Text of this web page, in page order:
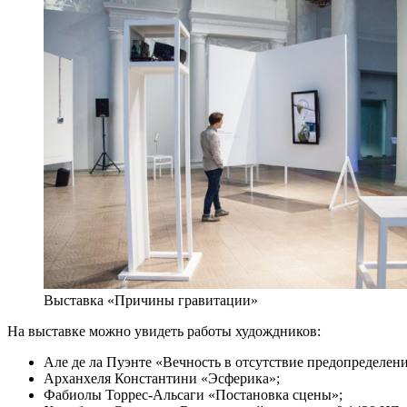
Выставка «Причины гравитации»
На выставке можно увидеть работы худождников:
Але де ла Пуэнте «Вечность в отсутствие
Арханхеля Константини «Эсферика»;
Фабиолы Торрес-Альсаги «Постановка сцены»;